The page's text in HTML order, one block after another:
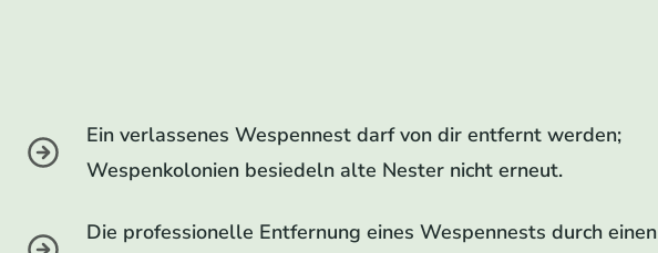
Ein verlassenes Wespennest darf von dir entfernt werden;
Wespenkolonien besiedeln alte Nester nicht erneut.
Die professionelle Entfernung eines Wespennests durch einen